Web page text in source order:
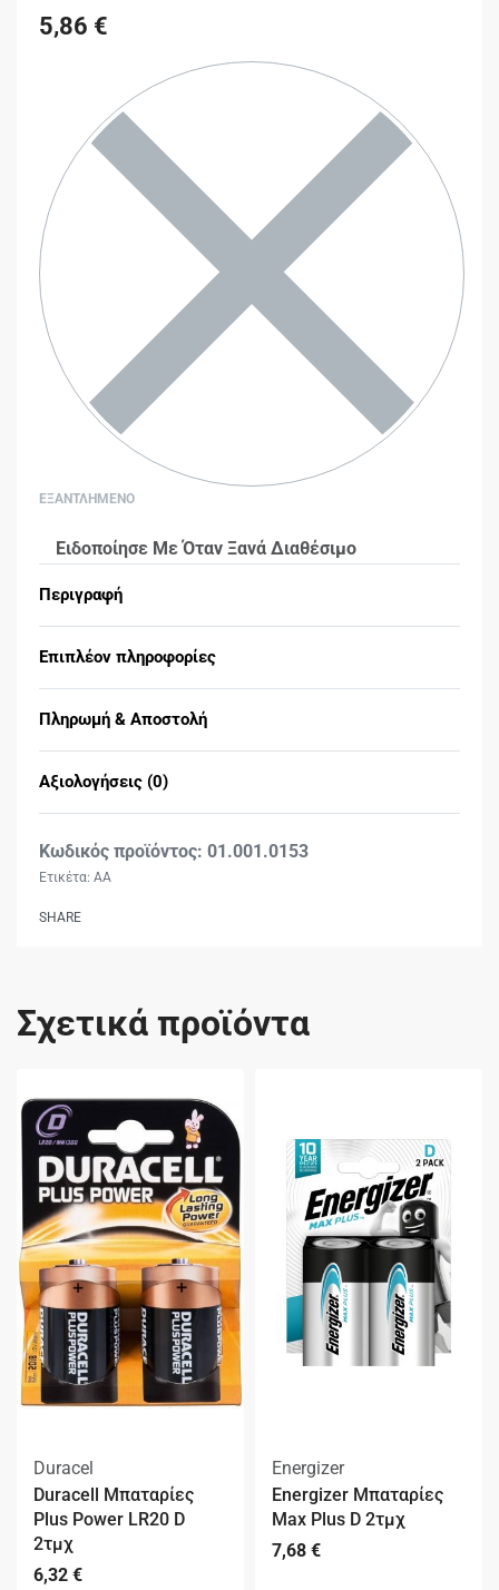
5,86 €
ΕΞΑΝΤΛΗΜΕΝΟ
Ειδοποίησε Με Όταν Ξανά Διαθέσιμο
Περιγραφή
Επιπλέον πληροφορίες
Πληρωμή & Αποστολή
Αξιολογήσεις (0)
01.001.0153
Ετικέτα: AA
SHARE
Σχετικά προϊόντα
Duracel
Duracell Μπαταρίες
Plus Power LR20 D
2τμχ
6,32 €
Energizer
Energizer Μπαταρίες
Max Plus D 2τμχ
7,68 €